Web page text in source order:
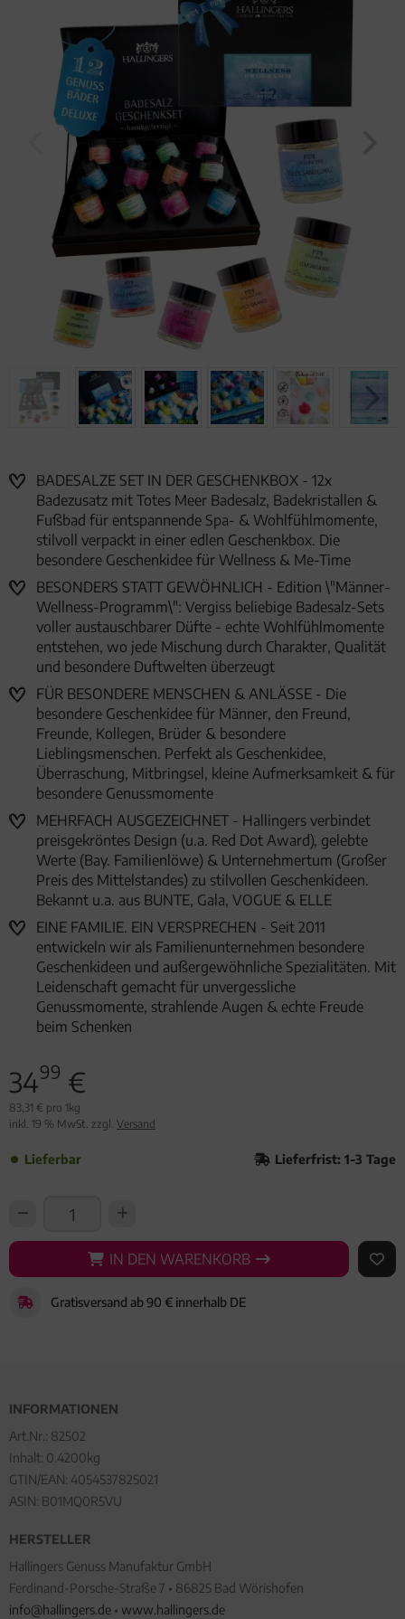
BADESALZE SET IN DER GESCHENKBOX - 12x
Badezusatz mit Totes Meer Badesalz, Badekristallen &
Fußbad für entspannende Spa- & Wohlfühlmomente,
stilvoll verpackt in einer edlen Geschenkbox. Die
besondere Geschenkidee für Wellness & Me-Time
BESONDERS STATT GEWÖHNLICH - Edition \"Männer-
Wellness-Programm\": Vergiss beliebige Badesalz-Sets
voller austauschbarer Düfte - echte Wohlfühlmomente
entstehen, wo jede Mischung durch Charakter, Qualität
und besondere Duftwelten überzeugt
FÜR BESONDERE MENSCHEN & ANLÄSSE - Die
besondere Geschenkidee für Männer, den Freund,
Freunde, Kollegen, Brüder & besondere
Lieblingsmenschen. Perfekt als Geschenkidee,
Überraschung, Mitbringsel, kleine Aufmerksamkeit & für
besondere Genussmomente
MEHRFACH AUSGEZEICHNET - Hallingers verbindet
preisgekröntes Design (u.a. Red Dot Award), gelebte
Werte (Bay. Familienlöwe) & Unternehmertum (Großer
Preis des Mittelstandes) zu stilvollen Geschenkideen.
Bekannt u.a. aus BUNTE, Gala, VOGUE & ELLE
EINE FAMILIE. EIN VERSPRECHEN - Seit 2011
entwickeln wir als Familienunternehmen besondere
Geschenkideen und außergewöhnliche Spezialitäten. Mit
Leidenschaft gemacht für unvergessliche
Genussmomente, strahlende Augen & echte Freude
beim Schenken
3499 €
83,31 € pro 1kg
inkl. 19 % MwSt. zzgl. Versand
Lieferbar Lieferfrist: 1-3 Tage
IN DEN WARENKORB
IN DEN WARENKORB AUF
Gratisversand ab 90 € innerhalb DE
INFORMATIONEN
Art.Nr.: 82502
Inhalt: 0.4200kg
GTIN/EAN: 4054537825021
ASIN: B01MQ0R5VU
HERSTELLER
Hallingers Genuss Manufaktur GmbH
Ferdinand-Porsche-Straße 7 • 86825 Bad Wörishofen
info@hallingers.de • www.hallingers.de
Geburtstag